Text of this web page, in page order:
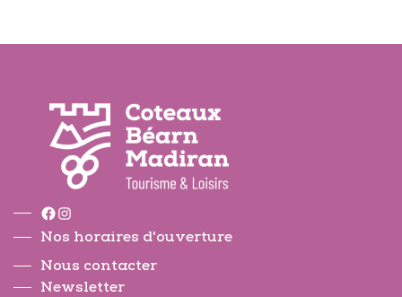
Facebook
Instagram
Nos horaires d'ouverture
Nous contacter
Newsletter